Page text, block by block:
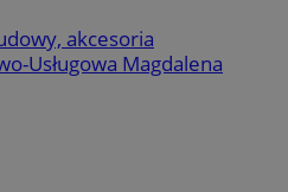
akcesoria
Usługowa Magdalena